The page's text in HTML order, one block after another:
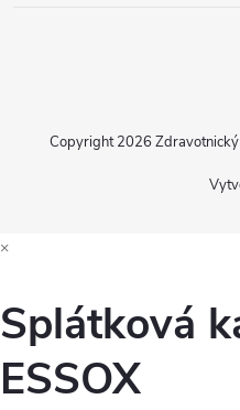
Copyright 2026
×
Splátková
ESSOX